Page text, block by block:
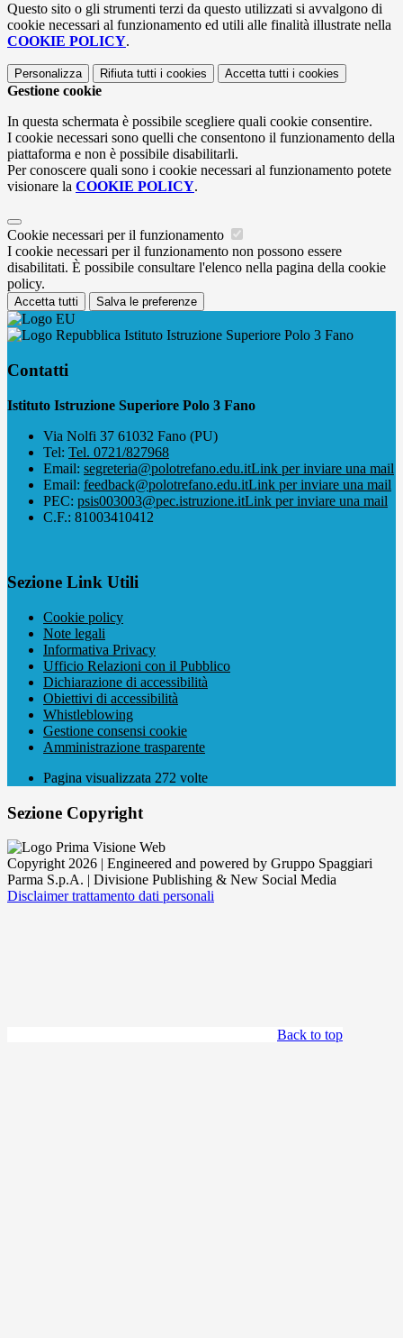
Questo sito o gli strumenti terzi da questo utilizzati si avvalgono di
cookie necessari al funzionamento ed utili alle finalità illustrate nella
COOKIE POLICY.
Personalizza Rifiuta tutti i cookies Accetta tutti i cookies
Gestione cookie
In questa schermata è possibile scegliere quali cookie consentire.
I cookie necessari sono quelli che consentono il funzionamento della
piattaforma e non è possibile disabilitarli.
Per conoscere quali sono i cookie necessari al funzionamento potete
visionare la COOKIE POLICY.
Cookie necessari per il funzionamento
I cookie necessari per il funzionamento non possono essere
disabilitati. È possibile consultare l'elenco nella pagina della cookie
policy.
Accetta tutti Salva le preferenze
Istituto Istruzione Superiore Polo 3 Fano
Contatti
Istituto Istruzione Superiore Polo 3 Fano
Via Nolfi 37 61032 Fano (PU)
Tel: Tel. 0721/827968
Email: segreteria@polotrefano.e​du.itLink per inviare una mail
Email: feedback@polotrefano.edu.itLink per inviare una mail
PEC: psis003003@pec.istruzione.itLink per inviare una mail
C.F.: 81003410412
Sezione Link Utili
Cookie policy
Note legali
Informativa Privacy
Ufficio Relazioni con il Pubblico
Dichiarazione di accessibilità
Obiettivi di accessibilità
Whistleblowing
Gestione consensi cookie
Amministrazione trasparente
Pagina visualizzata 272 volte
Sezione Copyright
Copyright 2026 | Engineered and powered by Gruppo Spaggiari
Parma S.p.A. | Divisione Publishing & New Social Media
Disclaimer trattamento dati personali
Back to top